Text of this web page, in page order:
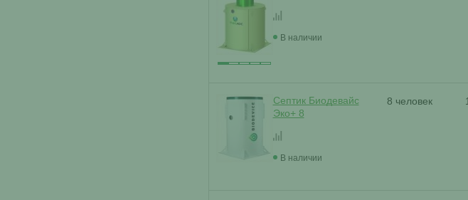
В наличии
Септик Биодевайс
Эко+ 8
В наличии
8 человек